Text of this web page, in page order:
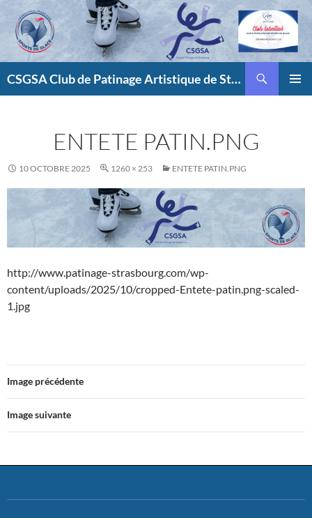
contenu
CSGSA Club de Patinage Artistique de Strasbourg
ENTETE PATIN.PNG
10 OCTOBRE 2025 1260 × 253 ENTETE PATIN.PNG
http://www.patinage-strasbourg.com/wp-
content/uploads/2025/10/cropped-Entete-patin.png-scaled-
1.jpg
Image précédente
Image suivante